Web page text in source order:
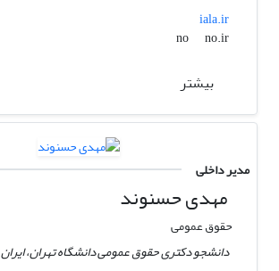
iala.ir
no
no.ir
بیشتر
مدیر داخلی
مهدی حسنوند
حقوق عمومی
دانشجو دکتری حقوق عمومی دانشگاه تهران، ایران